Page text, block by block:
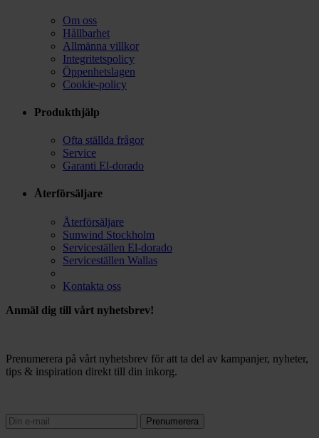
Om oss
Hållbarhet
Allmänna villkor
Integritetspolicy
Öppenhetslagen
Cookie-policy
Produkthjälp
Ofta ställda frågor
Service
Garanti El-dorado
Återförsäljare
Återförsäljare
Sunwind Stockholm
Serviceställen El-dorado
Serviceställen Wallas
Kontakta oss
Anmäl dig till vårt nyhetsbrev!
Prenumerera på vårt nyhetsbrev för att ta del av kampanjer, nyheter,
tips & inspiration direkt till din inkorg.
Prenumerera